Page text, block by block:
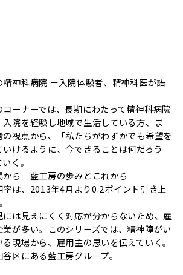
神科病院 －入院体験者、精神科医が語
ーナーでは、長期にわたって精神科病院
院を経験し地域で生活している方、ま
視点から、「私たちがわずかでも希望を
けるように、今できることは何だろう
く。
から 藍工房の歩みとこれから
率は、2013年4月より0.2ポイント引き上
は見えにくく対応が分からないため、雇
が多い。このシリーズでは、精神障がい
現場から、雇用主の思いを伝えていく。
区にある藍工房グループ。